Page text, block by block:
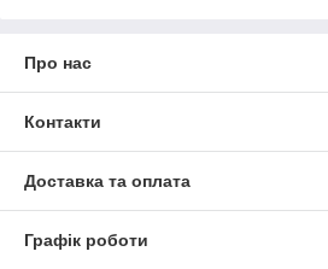
Про нас
Контакти
Доставка та оплата
Графік роботи